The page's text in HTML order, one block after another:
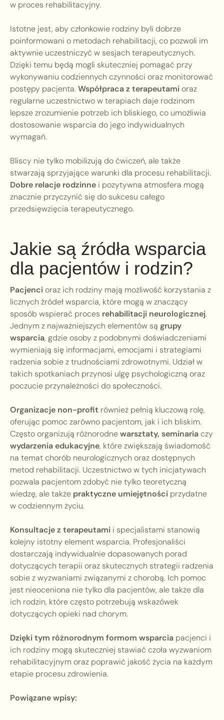
w proces rehabilitacyjny.
Istotne jest, aby członkowie rodziny byli dobrze
poinformowani o metodach rehabilitacji, co pozwoli im
aktywnie uczestniczyć w sesjach terapeutycznych.
Dzięki temu będą mogli skuteczniej pomagać przy
wykonywaniu codziennych czynności oraz monitorować
postępy pacjenta.Współpraca z terapeutamioraz
regularne uczestnictwo w terapiach daje rodzinom
lepsze zrozumienie potrzeb ich bliskiego, co umożliwia
dostosowanie wsparcia do jego indywidualnych
wymagań.
Bliscy nie tylko mobilizują do ćwiczeń, ale także
stwarzają sprzyjające warunki dla procesu rehabilitacji.
Dobre relacje rodzinne i pozytywna atmosfera mogą
znacznie przyczynić się do sukcesu całego
przedsięwzięcia terapeutycznego.
Jakie są źródła wsparcia
dla pacjentów i rodzin?
Pacjencioraz ich rodziny mają możliwość korzystania z
licznych źródeł wsparcia, które mogą w znaczący
sposób wspierać proces rehabilitacji neurologicznej.
Jednym z najważniejszych elementów są grupy
wsparcia, gdzie osoby z podobnymi doświadczeniami
wymieniają się informacjami, emocjami i strategiami
radzenia sobie z trudnościami zdrowotnymi. Udział w
takich spotkaniach przynosi ulgę psychologiczną oraz
poczucie przynależności do społeczności.
Organizacje non-profit również pełnią kluczową rolę,
oferując pomoc zarówno pacjentom, jak i ich bliskim.
Często organizują różnorodnewarsztaty, seminariaczy
wydarzenia edukacyjne, które zwiększają świadomość
na temat chorób neurologicznych oraz dostępnych
metod rehabilitacji. Uczestnictwo w tych inicjatywach
pozwala pacjentom zdobyć nie tylko teoretyczną
wiedzę, ale także praktyczne umiejętności przydatne
w codziennym życiu.
Konsultacje z terapeutami i specjalistami stanowią
kolejny istotny element wsparcia. Profesjonaliści
dostarczają indywidualnie dopasowanych porad
dotyczących terapii oraz skutecznych strategii radzenia
sobie z wyzwaniami związanymi z chorobą. Ich pomoc
jest nieoceniona nie tylko dla pacjentów, ale także dla
ich rodzin, które często potrzebują wskazówek
dotyczących opieki nad chorym.
Dzięki tym różnorodnym formom wsparcia pacjenci i
ich rodziny mogą skuteczniej stawiać czoła wyzwaniom
rehabilitacyjnym oraz poprawić jakość życia na każdym
etapie procesu zdrowienia.
Powiązane wpisy: